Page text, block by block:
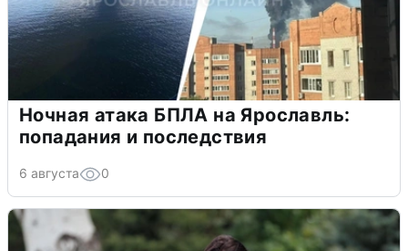
Ночная атака БПЛА на Ярославль:
попадания и последствия
6 августа 0